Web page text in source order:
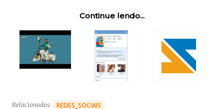
Continue lendo...
Relacionados: REDES_SOCIAIS